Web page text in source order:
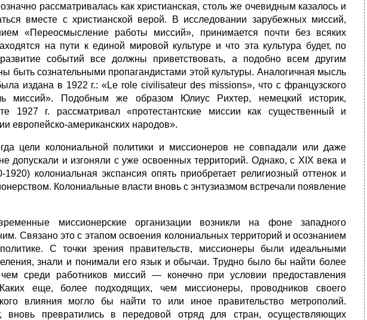
рассматривалась как христианская, столь же очевидным казалось и
вместе с христианской верой. В исследовании зарубежных миссий,
«Переосмысление работы миссий», принимается почти без всяких
на пути к единой мировой культуре и что эта культура будет, по
событий все должны приветствовать, а подобно всем другим
быть сознательными пропагандистами этой культуры. Аналогичная мысль
издана в 1922 г.: «Le role civilisateur des missions», что с французского
миссий». Подобным же образом Юлиус Рихтер, немецкий историк,
1927 г. рассматривал «протестантские миссии как существенный и
европейско-американских народов».
цели колониальной политики и миссионеров не совпадали или даже
допускали и изгоняли с уже освоенных территорий. Однако, с XIX века и
колониальная экспансия опять приобретает религиозный оттенок и
Колониальные власти вновь с энтузиазмом встречали появление
миссионерские организации возникли на фоне западного
Связано это с этапом освоения колониальных территорий и осознанием
С точки зрения правительств, миссионеры были идеальными
знали и понимали его язык и обычаи. Трудно было бы найти более
среди работников миссий — конечно при условии предоставления
Каких еще, более подходящих, чем миссионеры, проводников своего
влияния могло бы найти то или иное правительство метрополий.
превратились в передовой отряд для стран, осуществляющих